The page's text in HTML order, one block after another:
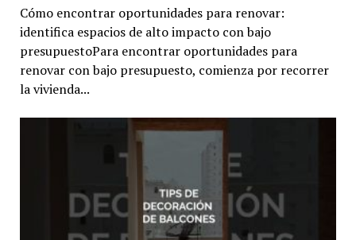
Cómo encontrar oportunidades para renovar:
identifica espacios de alto impacto con bajo
presupuestoPara encontrar oportunidades para
renovar con bajo presupuesto, comienza por recorrer
la vivienda...